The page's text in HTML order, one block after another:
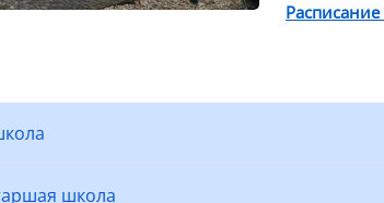
школа